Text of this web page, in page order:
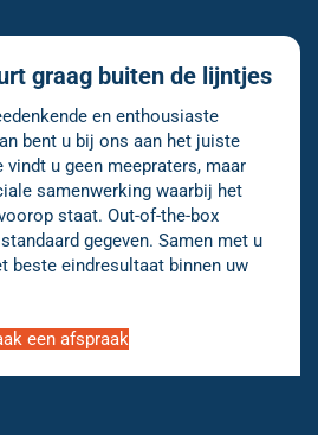
graag buiten de lijntjes
en enthousiaste
bent u bij ons aan het juiste
u geen meepraters, maar
samenwerking waarbij het
staat. Out-of-the-box
gegeven. Samen met u
beste eindresultaat binnen uw
een afspraak